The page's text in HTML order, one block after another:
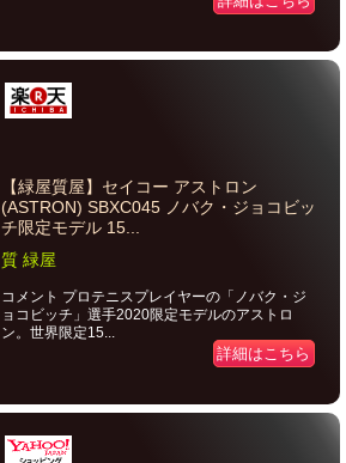
【緑屋質屋】セイコー アストロン
(ASTRON) SBXC045 ノバク・ジョコビッ
チ限定モデル 15...
質 緑屋
コメント プロテニスプレイヤーの「ノバク・ジ
ョコビッチ」選手2020限定モデルのアストロ
ン。世界限定15...
詳細はこちら